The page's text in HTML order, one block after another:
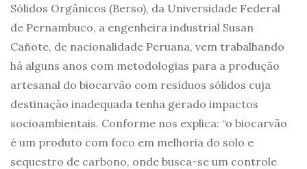
Sólidos Orgânicos (Berso), da Universidade Federal
de Pernambuco, a engenheira industrial Susan
Cañote, de nacionalidade Peruana, vem trabalhando
há alguns anos com metodologias para a produção
artesanal do biocarvão com resíduos sólidos cuja
destinação inadequada tenha gerado impactos
socioambientais. Conforme nos explica: “o biocarvão
é um produto com foco em melhoria do solo e
sequestro de carbono, onde busca-se um controle